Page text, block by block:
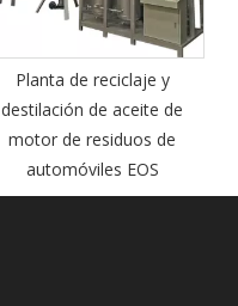
Planta de reciclaje y
destilación de aceite de
motor de residuos de
automóviles EOS